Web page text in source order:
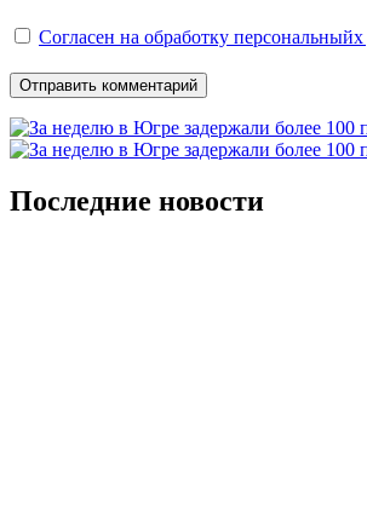
Согласен на обработку
Последние новости